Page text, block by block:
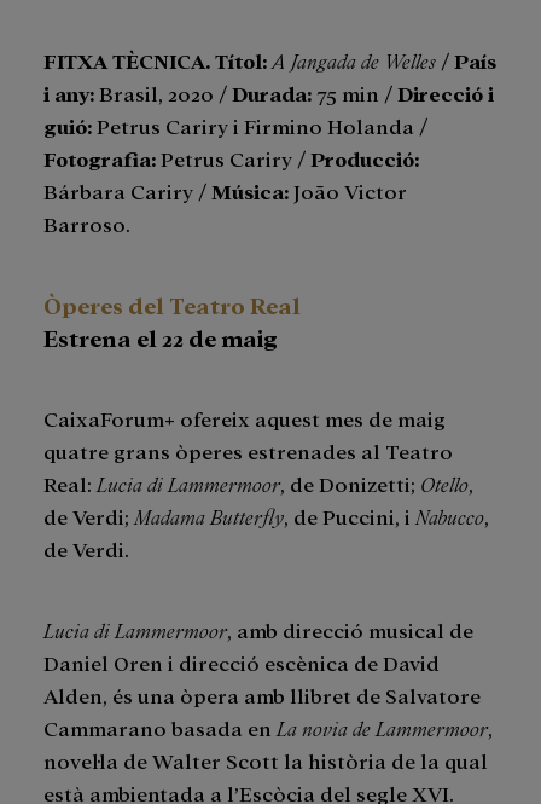
FITXA TÈCNICA. Títol: A Jangada de Welles /País
i any:Brasil, 2020 /Durada: 75 min /Direcció i
guió:Petrus Cariry i Firmino Holanda /
Fotografia:Petrus Cariry /Producció:
Bárbara Cariry / Música:João Victor
Barroso.
Òperes del Teatro Real
Estrena el 22 de maig
CaixaForum+ ofereix aquest mes de maig
quatre grans òperes estrenades al Teatro
Real: Lucia di Lammermoor, de Donizetti; Otello,
de Verdi; Madama Butterfly, de Puccini, i Nabucco,
de Verdi.
Lucia di Lammermoor, amb direcció musical de
Daniel Oren i direcció escènica de David
Alden, és una òpera amb llibret de Salvatore
Cammarano basada en La novia de Lammermoor,
novel·la de Walter Scott la història de la qual
està ambientada a l’Escòcia del segle XVI.